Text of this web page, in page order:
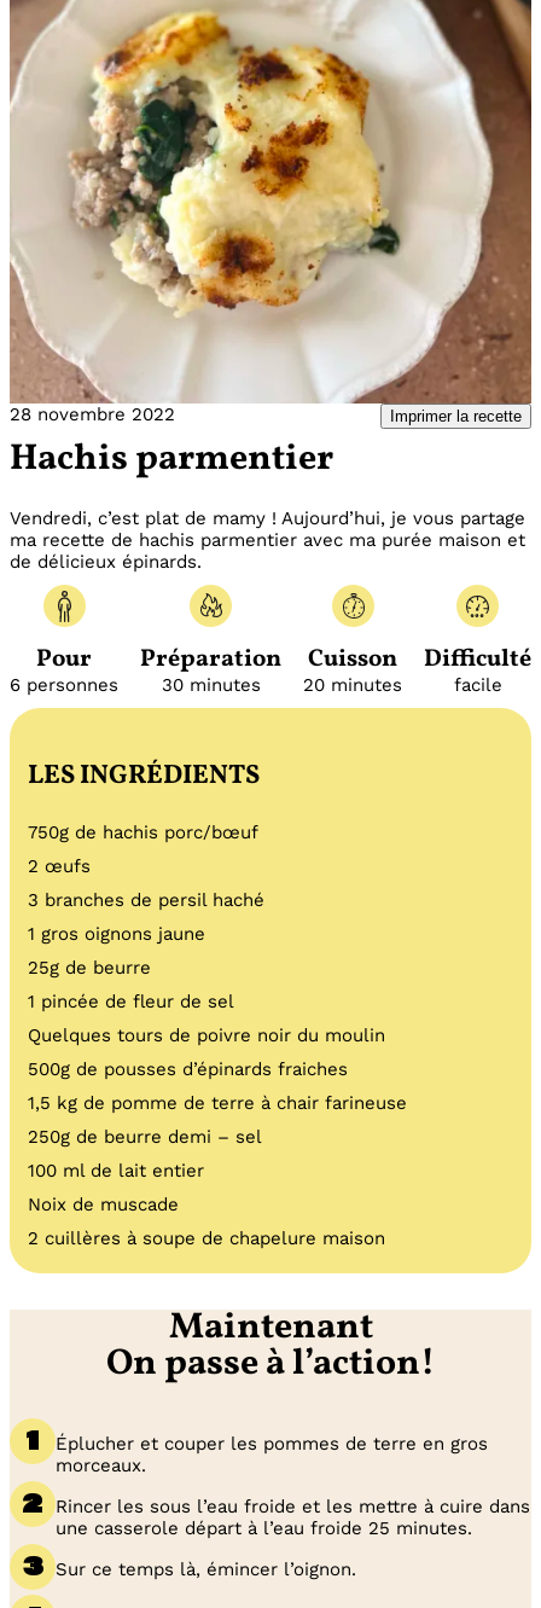
28 novembre 2022 Imprimer la recette
Hachis parmentier
Vendredi, c’est plat de mamy ! Aujourd’hui, je vous partage
ma recette de hachis parmentier avec ma purée maison et
de délicieux épinards.
Pour
6 personnes
Préparation
30 minutes
Cuisson
20 minutes
Difficulté
facile
LES INGRÉDIENTS
750g de hachis porc/bœuf
2 œufs
3 branches de persil haché
1 gros oignons jaune
25g de beurre
1 pincée de fleur de sel
Quelques tours de poivre noir du moulin
500g de pousses d’épinards fraiches
1,5 kg de pomme de terre à chair farineuse
250g de beurre demi – sel
100 ml de lait entier
Noix de muscade
2 cuillères à soupe de chapelure maison
Maintenant
On passe à l’action!
Éplucher et couper les pommes de terre en gros
morceaux.
Rincer les sous l’eau froide et les mettre à cuire dans
une casserole départ à l’eau froide 25 minutes.
Sur ce temps là, émincer l’oignon.